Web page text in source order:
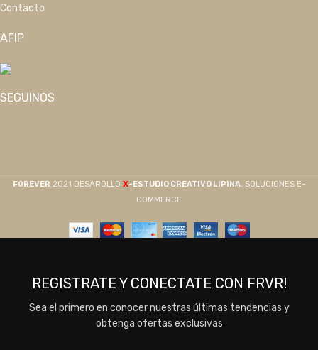
Contacto
AFIP
SEGUINOS
F0REVER 2021 DESAROLLO X-ESTUDIO CREATIVO LIPINA. SOLUCIONES E-
COMMERCE
REGISTRATE Y CONECTATE CON FRVR!
Sea el primero en conocer nuestras últimas tendencias y
obtenga ofertas exclusivas